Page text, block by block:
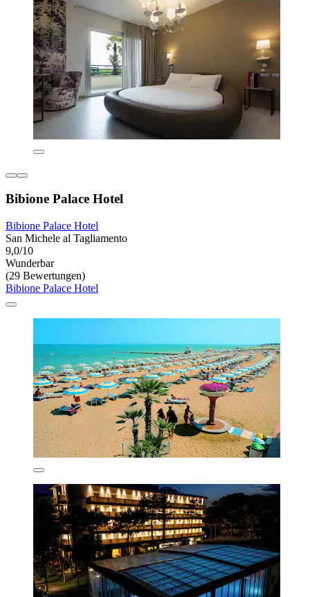
Bibione Palace Hotel
Bibione Palace Hotel
San Michele al Tagliamento
9,0/10
Wunderbar
(29 Bewertungen)
Bibione Palace Hotel